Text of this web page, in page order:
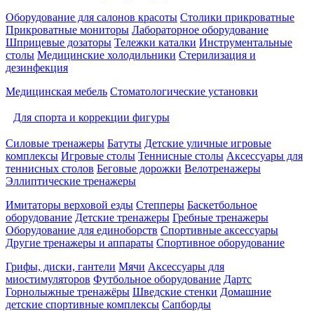
Оборудование для салонов красоты Столики прикроватные
Прикроватные мониторы Лабораторное оборудование
Шприцевые дозаторы Тележки каталки Инструментальные
столы Медицинские холодильники Стерилизация и
дезинфекция
Медицинская мебель Стоматологические установки
Для спорта и коррекции фигуры
Силовые тренажеры Батуты Детские уличные игровые
комплексы Игровые столы Теннисные столы Аксессуары для
теннисных столов Беговые дорожки Велотренажеры
Эллиптические тренажеры
Имитаторы верховой езды Степперы Баскетбольное
оборудование Детские тренажеры Гребные тренажеры
Оборудование для единоборств Спортивные аксессуары
Другие тренажеры и аппараты Спортивное оборудование
Грифы, диски, гантели Мячи Аксессуары для
миостимуляторов Футбольное оборудование Дартс
Горнолыжные тренажёры Шведские стенки Домашние
детские спортивные комплексы Сапборды